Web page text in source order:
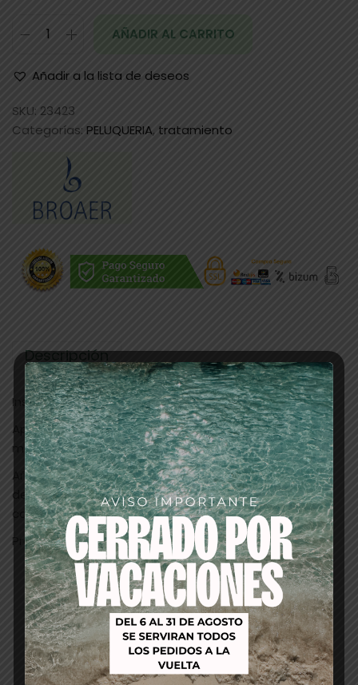
AÑADIR AL CARRITO
Añadir a la lista de deseos
SKU: 23423
Categorías: PELUQUERIA, tratamiento
Descripción
Instrucciones de Uso:
Aplicar con la yema del dedo en la piel sensible a ser
manchada por el tinte.
Añadir a la mezcla del tinte una cucharadita de café
del producto, con ello se evita manchar el cuero
cabelludo y aporta brillo al cabello.
Presentación: Envase de 250ml.
Productos relacionados